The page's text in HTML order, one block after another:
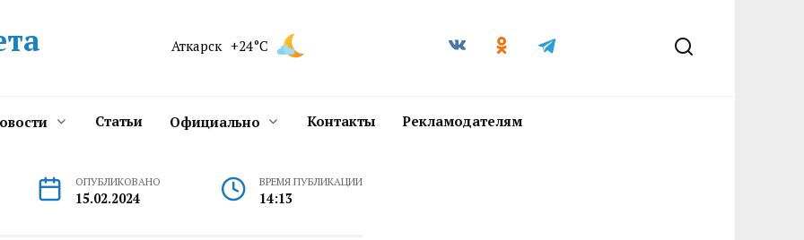
Аткарск +24°C
Статьи Официально Контакты Рекламодателям
ОПУБЛИКОВАНО
15.02.2024
ВРЕМЯ ПУБЛИКАЦИИ
14:13